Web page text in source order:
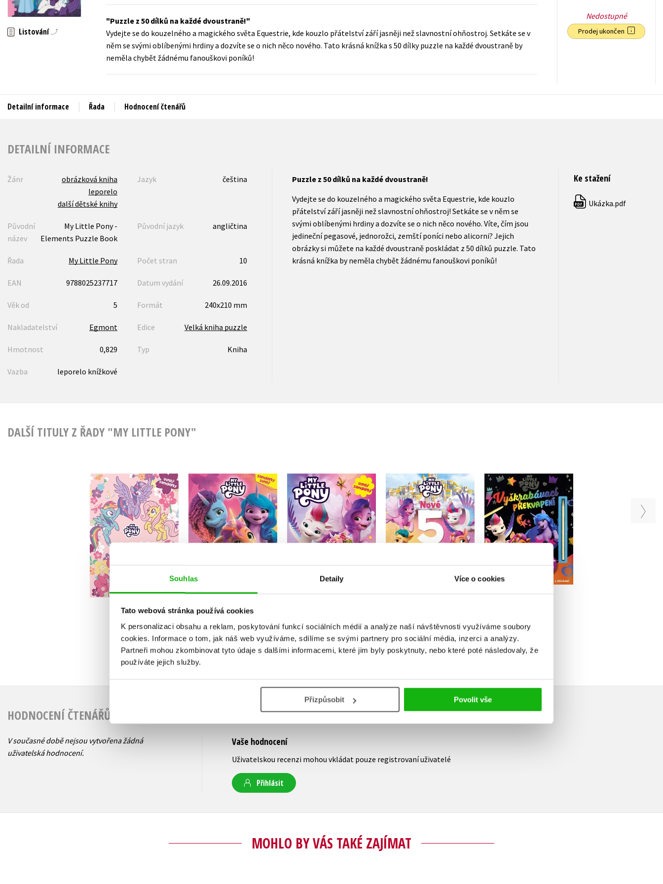
Souhlas Detaily Více o cookies
Tato webová stránka používá cookies
K personalizaci obsahu a reklam, poskytování funkcí sociálních médií a analýze naší návštěvnosti využíváme soubory
cookies. Informace o tom, jak náš web využíváme, sdílíme se svými partnery pro sociální média, inzerci a analýzy.
Partneři mohou zkombinovat tyto údaje s dalšími informacemi, které jim byly poskytnuty, nebo které poté následovaly, že
používáte jejich služby.
Přizpůsobit Povolit vše
Auto - moto
Jazyky
Kalendáře
Kariéra a osobní rozvoj
Komiks
Populárně - naučná pro dospělé
Populárně - naučné pro děti
Předškoláci
Příroda a zahrada
Zahraniční literatura
Listování
Puzzle z 50 dílků na každé dvoustraně!
Vydejte se do kouzelného a magického světa Equestrie, kde kouzlo přátelství září jasněji než slavnostní ohňostroj. Setkáte se v
něm se svými oblíbenými hrdiny a dozvíte se o nich něco nového. Tato krásná knížka s 50 dílky puzzle na každé dvoustraně by
neměla chybět žádnému fanouškovi poníků!
Nedostupné
Prodej ukončen
Detailní informace Řada Hodnocení čtenářů
DETAILNÍ INFORMACE
Žánr
obrázková kniha
leporelo
další dětské knihy
Jazyk čeština
Původní
název
My Little Pony -
Elements Puzzle Book
Původní jazyk angličtina
Řada My Little Pony Počet stran 10
EAN 9788025237717 Datum vydání 26.09.2016
Věk od 5 Formát 240x210 mm
Nakladatelství Egmont Edice Velká kniha puzzle
Hmotnost 0,829 Typ Kniha
Vazba leporelo knížkové
Puzzle z 50 dílků na každé dvoustraně!
Vydejte se do kouzelného a magického světa Equestrie, kde kouzlo
přátelství září jasněji než slavnostní ohňostroj! Setkáte se v něm se
svými oblíbenými hrdiny a dozvíte se o nich něco nového. Víte, čím jsou
jedineční pegasové, jednorožci, zemští poníci nebo alicorni? Jejich
obrázky si můžete na každé dvoustraně poskládat z 50 dílků puzzle. Tato
krásná knížka by neměla chybět žádnému fanouškovi poníků!
Ke stažení
PDF Ukázka.pdf
DALŠÍ TITULY Z ŘADY "MY LITTLE PONY"
My Little Pony -
Omalovánky se
samolepkami
Kolektiv
129 Kč
103 Kč
My Little Pony -
Aktivity se
samolepkami
Kolektiv
129 Kč
103 Kč
My Little Pony -
Omalovánky
Kolektiv
Do košíku
My Little Pony - Nové
5minutové pohádky
Kolektiv
My Little Pony -
Vyškrabávací
překvapení
Kolektiv Kolektiv
HODNOCENÍ ČTENÁŘŮ
V současné době nejsou vytvořena žádná
uživatelská hodnocení.
Vaše hodnocení
Uživatelskou recenzi mohou vkládat pouze registrovaní uživatelé
Přihlásit
MOHLO BY VÁS TAKÉ ZAJÍMAT